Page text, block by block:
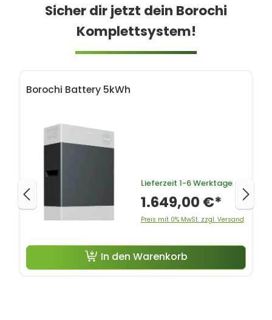
Sicher dir jetzt dein Borochi
Komplettsystem!
Borochi Battery 5kWh
Lieferzeit 1-6 Werktage
1.649,00 €*
Preis mit 0% MwSt. zzgl. Versand
In den Warenkorb